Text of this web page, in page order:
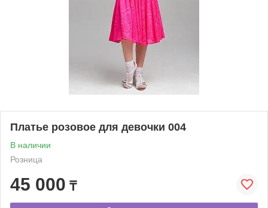
Платье розовое для девочки 004
В наличии
Розница
45 000 ₸